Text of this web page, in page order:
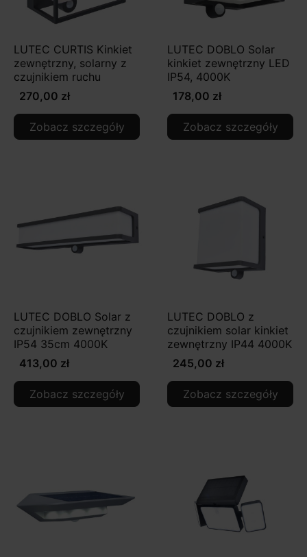
LUTEC CURTIS Kinkiet
zewnętrzny, solarny z
czujnikiem ruchu
270,00 zł
Zobacz szczegóły
LUTEC DOBLO Solar
kinkiet zewnętrzny LED
IP54, 4000K
178,00 zł
Zobacz szczegóły
LUTEC DOBLO Solar z
czujnikiem zewnętrzny
IP54 35cm 4000K
413,00 zł
Zobacz szczegóły
LUTEC DOBLO z
czujnikiem solar kinkiet
zewnętrzny IP44 4000K
245,00 zł
Zobacz szczegóły